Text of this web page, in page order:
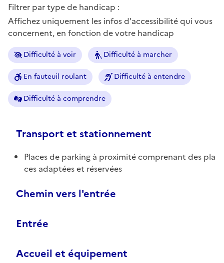
Filtrer par type de handicap :
Affichez uniquement les infos d'accessibilité qui vous
concernent, en fonction de votre handicap
Difficulté à voir Difficulté à marcher
En fauteuil roulant Difficulté à entendre
Difficulté à comprendre
Transport et stationnement
Places de parking à proximité comprenant des pla
ces adaptées et réservées
Chemin vers l'entrée
Entrée
Accueil et équipement